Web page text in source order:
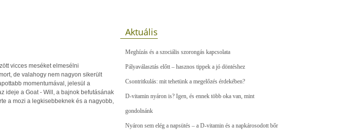
vicces meséket elmesélni
de valahogy nem nagyon sikerült
momentumával, jelesül a
ideje a Goat - Will, a bajnok befutásának
a mozi a legkisebbeknek és a nagyobb,
Aktuális
Meghízás és a szociális szorongás kapcsolata
Pályaválasztás előtt – hasznos tippek a jó döntéshez
Csontritkulás: mit tehetünk a megelőzés érdekében?
D-vitamin nyáron is? Igen, és ennek több oka van, mint
gondolnánk
Nyáron sem elég a napsütés – a D-vitamin és a napkárosodott bőr